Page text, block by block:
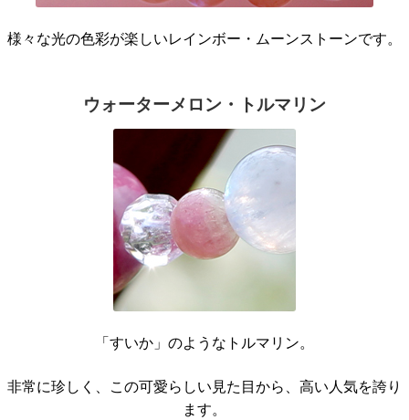
様々な光の色彩が楽しいレインボー・ムーンストーンです。
ウォーターメロン・トルマリン
「すいか」のようなトルマリン。
非常に珍しく、この可愛らしい見た目から、高い人気を誇り
ます。